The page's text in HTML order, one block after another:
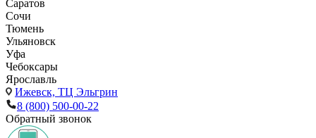
Саратов
Сочи
Тюмень
Ульяновск
Уфа
Чебоксары
Ярославль
Ижевск, ТЦ Эльгрин
8 (800) 500-00-22
Обратный звонок